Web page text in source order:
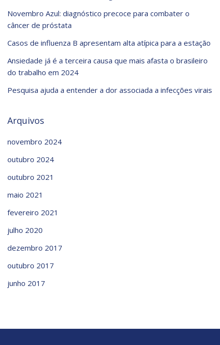
Novembro Azul: diagnóstico precoce para combater o
câncer de próstata
Casos de influenza B apresentam alta atípica para a estação
Ansiedade já é a terceira causa que mais afasta o brasileiro
do trabalho em 2024
Pesquisa ajuda a entender a dor associada a infecções virais
Arquivos
novembro 2024
outubro 2024
outubro 2021
maio 2021
fevereiro 2021
julho 2020
dezembro 2017
outubro 2017
junho 2017